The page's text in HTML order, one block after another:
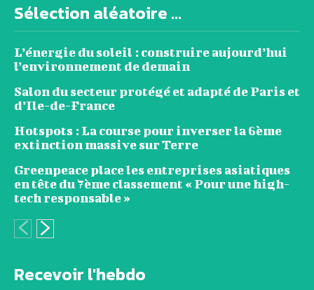
Sélection aléatoire ...
L’énergie du soleil : construire aujourd’hui
l’environnement de demain
Salon du secteur protégé et adapté de Paris et
d’Ile-de-France
Hotspots : La course pour inverser la 6ème
extinction massive sur Terre
Greenpeace place les entreprises asiatiques
en tête du 7ème classement « Pour une high-
tech responsable »
Recevoir l'hebdo